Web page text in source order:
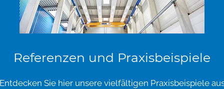
Referenzen und Praxisbeispiele
Sie hier unsere vielfältigen Praxisbeispiele